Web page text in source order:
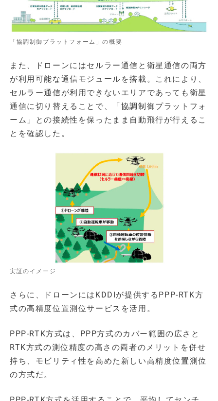
「協調制御プラットフォーム」の概要
また、ドローンにはセルラー通信と衛星通信の両方
が利用可能な通信モジュールを搭載。これにより、
セルラー通信が利用できないエリアであっても衛星
通信に切り替えることで、「協調制御プラットフォ
ーム」との接続性を保ったまま自動飛行が行えるこ
とを確認した。
実証のイメージ
さらに、ドローンにはKDDIが提供するPPP-RTK方
式の高精度位置測位サービスを活用。
PPP-RTK方式は、PPP方式のカバー範囲の広さと
RTK方式の測位精度の高さの両者のメリットを併せ
持ち、モビリティ性を高めた新しい高精度位置測位
の方式だ。